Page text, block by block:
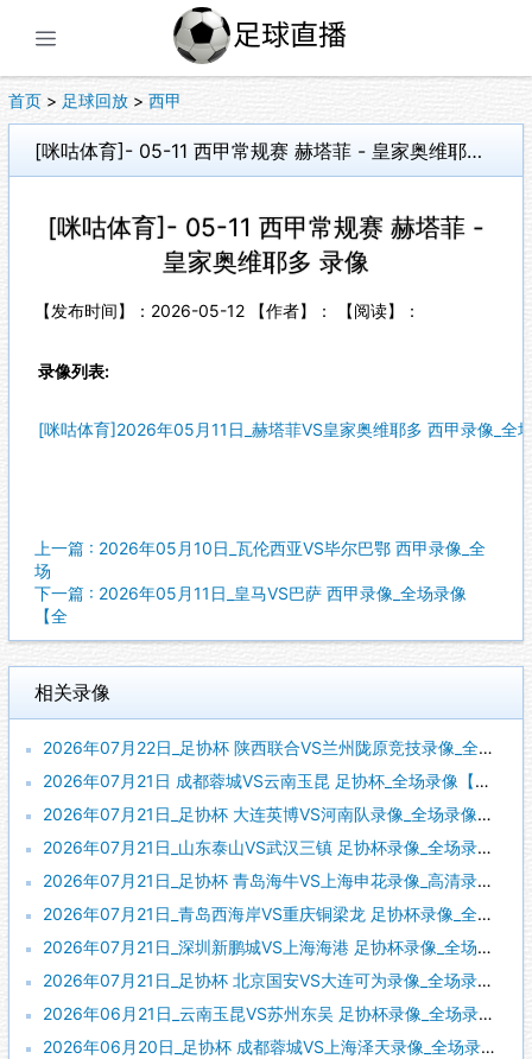
首页 > 足球回放 > 西甲
[咪咕体育]- 05-11 西甲常规赛 赫塔菲 - 皇家奥维耶多 录像
[咪咕体育]- 05-11 西甲常规赛 赫塔菲 -
皇家奥维耶多 录像
【发布时间】：2026-05-12 【作者】： 【阅读】：
录像列表:
[咪咕体育]2026年05月11日_赫塔菲VS皇家奥维耶多 西甲录像_全
上一篇 : 2026年05月10日_瓦伦西亚VS毕尔巴鄂 西甲录像_全
场
下一篇 : 2026年05月11日_皇马VS巴萨 西甲录像_全场录像
【全
相关录像
2026年07月22日_足协杯 陕西联合VS兰州陇原竞技录像_全场录像【全场回放】
2026年07月21日 成都蓉城VS云南玉昆 足协杯_全场录像【视频集锦】
2026年07月21日_足协杯 大连英博VS河南队录像_全场录像【全场回放】
2026年07月21日_山东泰山VS武汉三镇 足协杯录像_全场录像【全场回放】
2026年07月21日_足协杯 青岛海牛VS上海申花录像_高清录像【全场回放】
2026年07月21日_青岛西海岸VS重庆铜梁龙 足协杯录像_全场录像【高清回放】
2026年07月21日_深圳新鹏城VS上海海港 足协杯录像_全场录像【高清回放】
2026年07月21日_足协杯 北京国安VS大连可为录像_全场录像【全场回放】
2026年06月21日_云南玉昆VS苏州东吴 足协杯录像_全场录像【视频集锦】
2026年06月20日_足协杯 成都蓉城VS上海泽天录像_全场录像【视频集锦】